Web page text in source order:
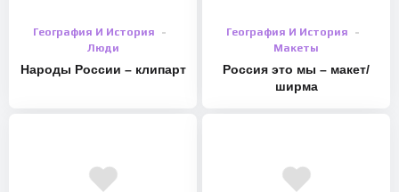
География И История
Люди
Народы России – клипарт
География И История
Макеты
Россия это мы – макет/
ширма